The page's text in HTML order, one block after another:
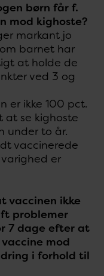
børn får f.
mod kighoste?
markant jo
barnet har
at holde de
ved 3 og
er ikke 100 pct.
at se kighoste
under to år.
vaccinerede
er
vaccinen ikke
problemer
7 dage efter at
mod
i forhold til